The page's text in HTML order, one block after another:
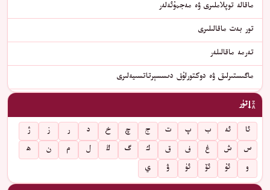
ماقالە توپلاملىرى ۋە مەجمۇئەلەر
تور بەت ماقالىلىرى
تەرمە ماقالىلەر
ماگىستىرلىق ۋە دوكتورلۇق دىسسېرتاتسىيەلىرى
تۈر
ئا ئە ب پ ت ج چ خ د ر ز
ژ
س
ش غ ف ق ك گ ڭ ل م ن
ھ
و
ئۇ ئۆ ئۈ ۋ ي